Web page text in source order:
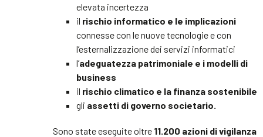
elevata incertezza
il rischio informatico e le implicazioni
connesse con le nuove tecnologie e con
l’esternalizzazione dei servizi informatici
l’adeguatezza patrimoniale e i modelli di
business
il rischio climatico e la finanza sostenibile
gli assetti di governo societario.
Sono state eseguite oltre 11.200 azioni di vigilanza